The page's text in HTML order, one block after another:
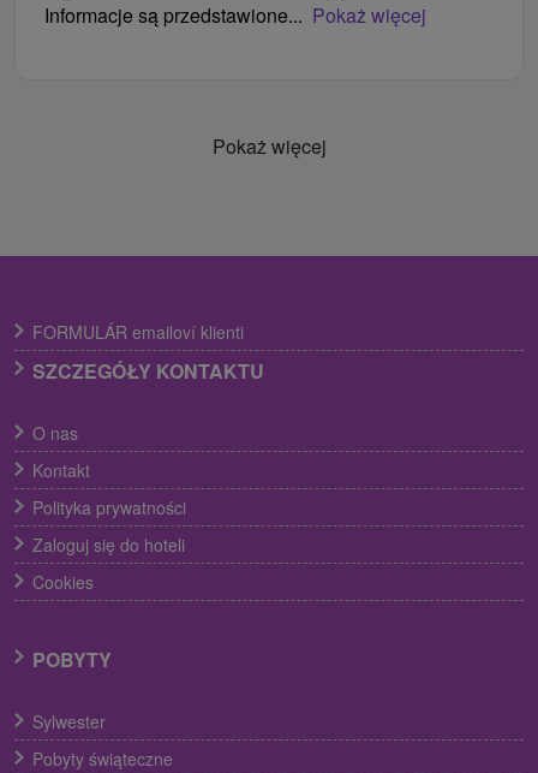
Informacje są przedstawione... Pokaż więcej
Pokaż więcej
FORMULÁR emailoví klienti
SZCZEGÓŁY KONTAKTU
O nas
Kontakt
Polityka prywatności
Zaloguj się do hoteli
Cookies
POBYTY
Sylwester
Pobyty świąteczne